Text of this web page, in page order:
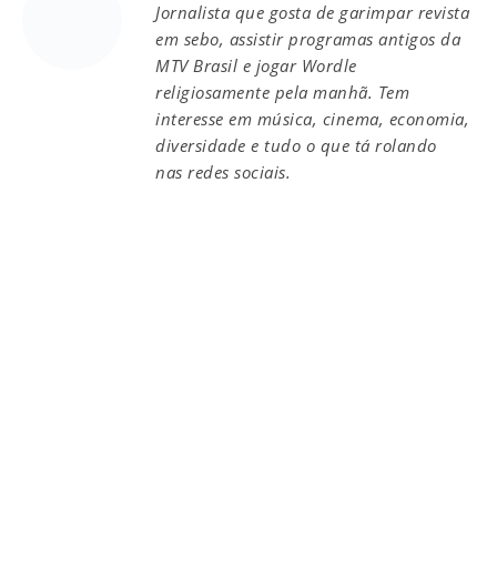
Jornalista que gosta de garimpar revista
em sebo, assistir programas antigos da
MTV Brasil e jogar Wordle
religiosamente pela manhã. Tem
interesse em música, cinema, economia,
diversidade e tudo o que tá rolando
nas redes sociais.